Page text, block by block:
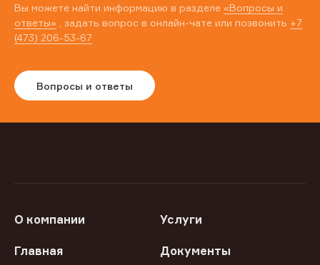
Вы можете найти информацию в разделе «Вопросы и
ответы» , задать вопрос в онлайн-чате или позвонить +7
(473) 206-53-67
Вопросы и ответы
О компании Услуги
Главная Документы